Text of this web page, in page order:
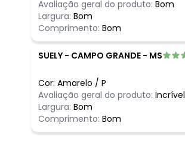
Avaliação geral do produto: Bom
Largura: Bom
Comprimento: Bom
SUELY - CAMPO GRANDE - MS
Cor: Amarelo / P
Avaliação geral do produto: Incrível
Largura: Bom
Comprimento: Bom